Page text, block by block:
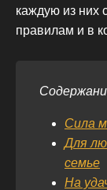
каждую из них
правилам и в
Сила
Для
семье
На